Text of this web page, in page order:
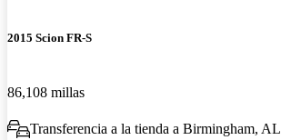
2015 Scion FR-S
86,108 millas
Transferencia a la tienda a Birmingham, AL